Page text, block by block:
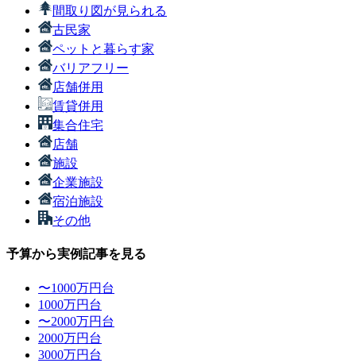
間取り図が見られる
古民家
ペットと暮らす家
バリアフリー
店舗併用
賃貸併用
集合住宅
店舗
施設
企業施設
宿泊施設
その他
予算から実例記事を見る
〜1000万円台
1000万円台
〜2000万円台
2000万円台
3000万円台